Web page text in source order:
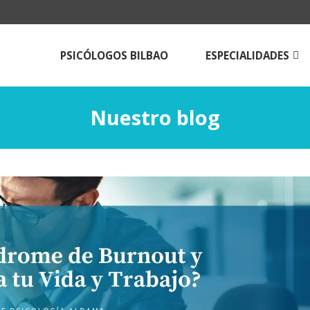
PSICÓLOGOS BILBAO ESPECIALIDADES
Psicólogos para
Psicología online
Psicológica a Distancia
Nuestro blog